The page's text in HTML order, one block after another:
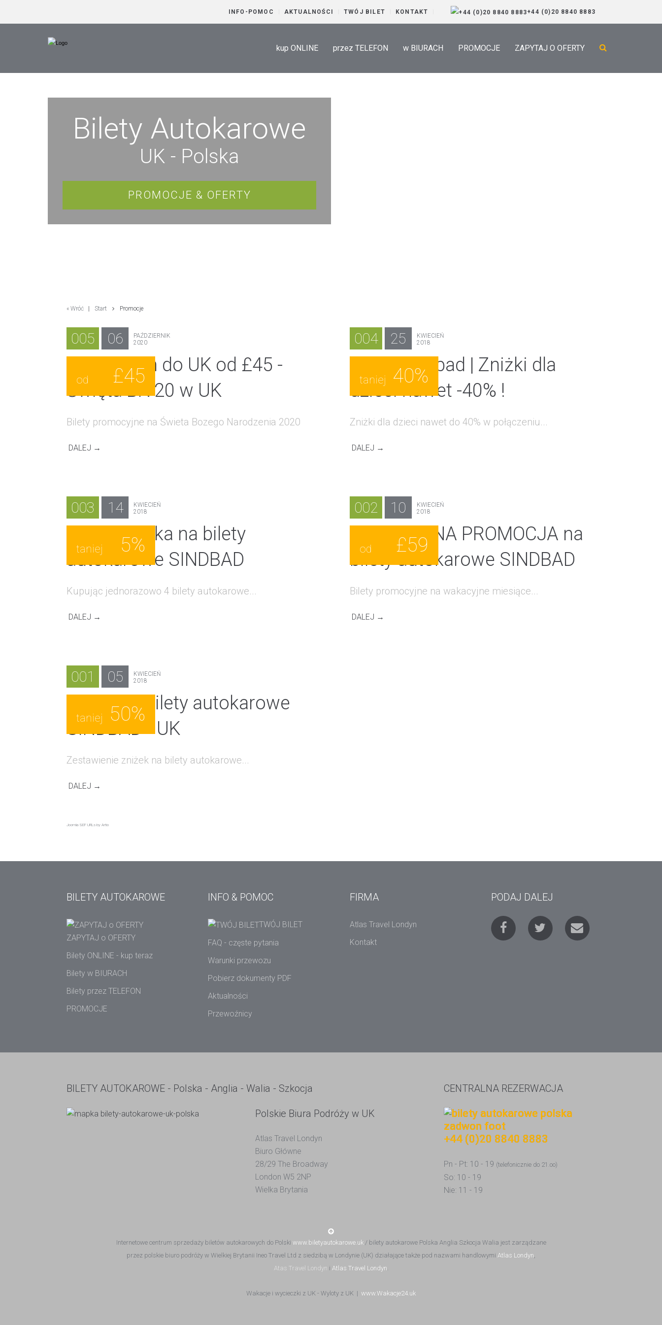
INFO-POMOC AKTUALNOŚCI TWÓJ BILET KONTAKT +44 (0)20 8840 8883
kup ONLINE przez TELEFON w BIURACH PROMOCJE ZAPYTAJ O OFERTY
Bilety Autokarowe
UK - Polska
PROMOCJE & OFERTY
« Wróć Start Promocje
005 06
PAŹDZIERNIK
2020
Autokarem do UK od £45 -
Święta BN'20 w UK
od £45
Bilety promocyjne na Świeta Bozego Narodzenia 2020
DALEJ →
003 14
KWIECIEŃ
2018
Ekstra zniżka na bilety
autokarowe SINDBAD
taniej 5%
Kupując jednorazowo 4 bilety autokarowe...
DALEJ →
001 05
KWIECIEŃ
2018
Zniżki na bilety autokarowe
SINDBAD - UK
taniej 50%
Zestawienie zniżek na bilety autokarowe...
DALEJ →
004 25
KWIECIEŃ
2018
Bilety Sindbad | Zniżki dla
dzieci nawet -40% !
taniej 40%
Zniżki dla dzieci nawet do 40% w połączeniu...
DALEJ →
002 10
KWIECIEŃ
2018
WAKACYJNA PROMOCJA na
bilety autokarowe SINDBAD
od £59
Bilety promocyjne na wakacyjne miesiące...
DALEJ →
Joomla SEF URLs by Artio
BILETY AUTOKAROWE
ZAPYTAJ o OFERTY
Bilety ONLINE - kup teraz
Bilety w BIURACH
Bilety przez TELEFON
PROMOCJE
INFO & POMOC
TWÓJ BILET
FAQ - częste pytania
Warunki przewozu
Pobierz dokumenty PDF
Aktualności
Przewoźnicy
FIRMA
Atlas Travel Londyn
Kontakt
PODAJ DALEJ
BILETY AUTOKAROWE - Polska - Anglia - Walia - Szkocja
Polskie Biura Podróży w UK
Atlas Travel Londyn
Biuro Główne
28/29 The Broadway
London W5 2NP
Wielka Brytania
CENTRALNA REZERWACJA
+44 (0)20 8840 8883
Pn - Pt: 10 - 19 (telefonicznie do 21.oo)
So: 10 - 19
Nie: 11 - 19
Internetowe centrum sprzedaży biletów autokarowych do Polski www.biletyautokarowe.uk/ bilety autokarowe Polska Anglia Szkocja Walia jest zarządzane
przez polskie biuro podróży w Wielkiej Brytanii Ineo Travel Ltd z siedzibą w Londynie (UK) działające także pod nazwami handlowymi Atlas Londyn,
Atas Travel Londyn i Atlas Travel Londyn.
Wakacje i wycieczki z UK - Wyloty z UK | www.Wakacje24.uk